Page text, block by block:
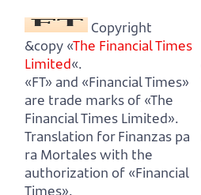
Copyright
&copy «The Financial Times
Limited«.
«FT» and «Financial Times»
are trade marks of «The
Financial Times Limited».
Translation for Finanzas pa
ra Mortales with the
authorization of «Financial
Times».